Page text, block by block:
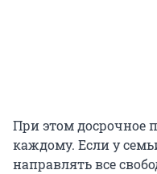
При этом досрочное
каждому. Если у
направлять все